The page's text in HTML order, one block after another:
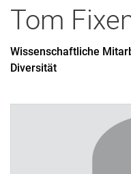
Matthias Hausdörfer
Tom
Wissenschaftliche
Diversität